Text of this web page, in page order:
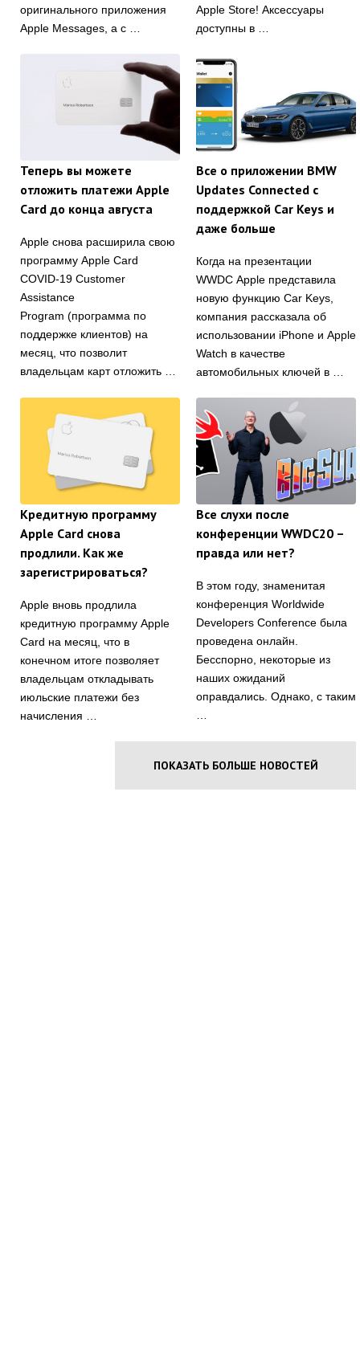
оригинального приложения
Apple Messages, а с …
Apple Store! Аксессуары
доступны в …
Теперь вы можете
отложить платежи Apple
Card до конца августа
Apple снова расширила свою
программу Apple Card‌
COVID-19 Customer
Assistance
Program (программа по
поддержке клиентов) на
месяц, что позволит
владельцам карт отложить …
Все о приложении BMW
Updates Connected с
поддержкой Car Keys и
даже больше
Когда на презентации
WWDC Apple представила
новую функцию Car Keys,
компания рассказала об
использовании iPhone и Apple
Watch в качестве
автомобильных ключей в …
Кредитную программу
Apple Card снова
продлили. Как же
зарегистрироваться?
Apple вновь продлила
кредитную программу Apple
Card на месяц, что в
конечном итоге позволяет
владельцам откладывать
июльские платежи без
начисления …
Все слухи после
конференции WWDC20 –
правда или нет?
В этом году, знаменитая
конференция Worldwide
Developers Conference была
проведена онлайн.
Бесспорно, некоторые из
наших ожиданий
оправдались. Однако, с таким
ПОКАЗАТЬ БОЛЬШЕ НОВОСТЕЙ